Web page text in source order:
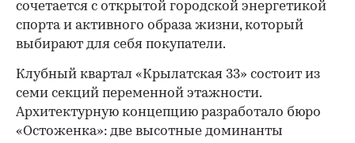
сочетается с открытой городской энергетикой
спорта и активного образа жизни, который
выбирают для себя покупатели.
Клубный квартал «Крылатская 33» состоит из
семи секций переменной этажности.
Архитектурную концепцию разработало бюро
«Остоженка»: две высотные доминанты